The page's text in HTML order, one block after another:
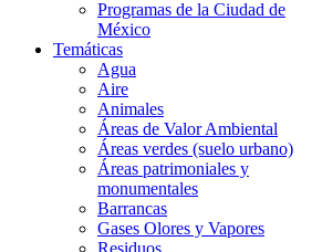
Programas de la Ciudad de
México
Temáticas
Agua
Aire
Animales
Áreas de Valor Ambiental
Áreas verdes (suelo urbano)
Áreas patrimoniales y
monumentales
Barrancas
Gases Olores y Vapores
Residuos